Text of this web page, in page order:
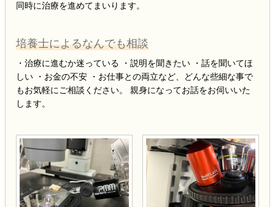
同時に治療を進めてまいります。
培養士によるなんでも相談
・治療に進むか迷っている ・説明を聞きたい ・話を聞いてほ
しい ・お金の不安 ・お仕事との両立など、どんな些細な事で
もお気軽にご相談ください。 親身になってお話をお伺いいた
します。